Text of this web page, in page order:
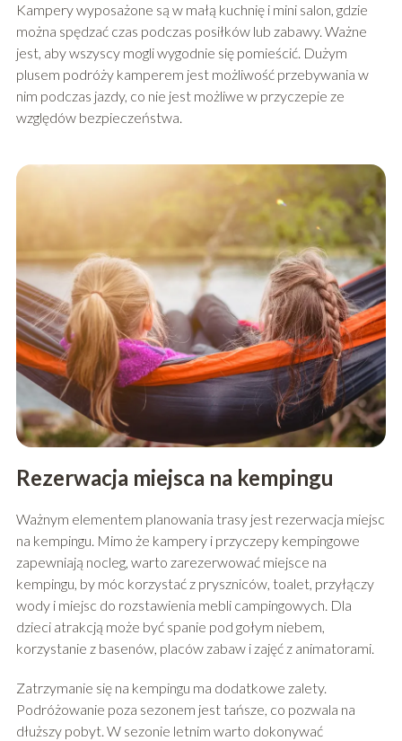
Kampery wyposażone są w małą kuchnię i mini salon, gdzie
można spędzać czas podczas posiłków lub zabawy. Ważne
jest, aby wszyscy mogli wygodnie się pomieścić. Dużym
plusem podróży kamperem jest możliwość przebywania w
nim podczas jazdy, co nie jest możliwe w przyczepie ze
względów bezpieczeństwa.
Rezerwacja miejsca na kempingu
Ważnym elementem planowania trasy jest rezerwacja miejsc
na kempingu. Mimo że kampery i przyczepy kempingowe
zapewniają nocleg, warto zarezerwować miejsce na
kempingu, by móc korzystać z pryszniców, toalet, przyłączy
wody i miejsc do rozstawienia mebli campingowych. Dla
dzieci atrakcją może być spanie pod gołym niebem,
korzystanie z basenów, placów zabaw i zajęć z animatorami.
Zatrzymanie się na kempingu ma dodatkowe zalety.
Podróżowanie poza sezonem jest tańsze, co pozwala na
dłuższy pobyt. W sezonie letnim warto dokonywać